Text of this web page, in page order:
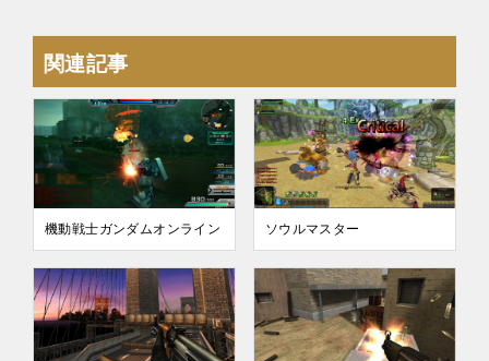
関連記事
機動戦士ガンダムオンライン ソウルマスター